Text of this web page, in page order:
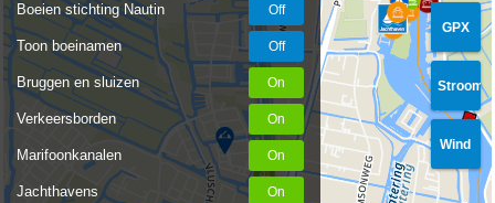
Boeien stichting Nautin
Toon boeinamen
Bruggen en sluizen
Verkeersborden
Marifoonkanalen
Jachthavens
GPX
Stroom
Wind